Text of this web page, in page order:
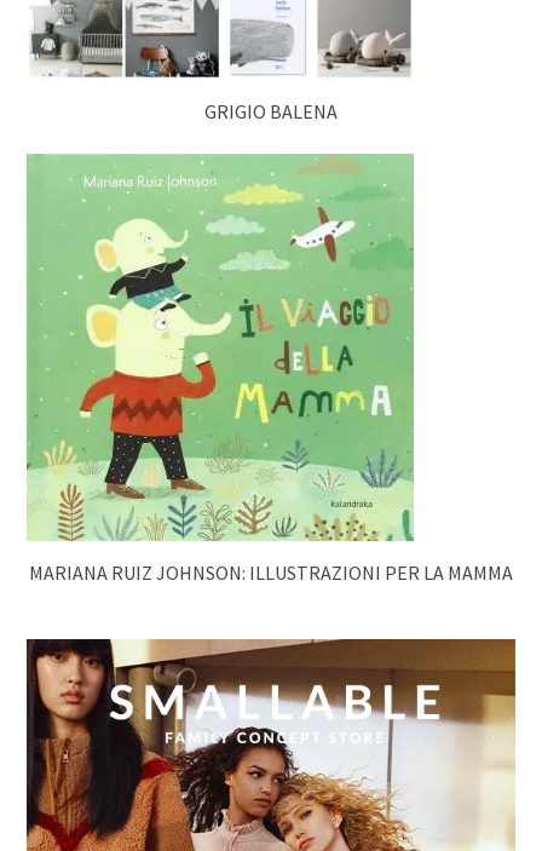
GRIGIO BALENA
MARIANA RUIZ JOHNSON: ILLUSTRAZIONI PER LA MAMMA